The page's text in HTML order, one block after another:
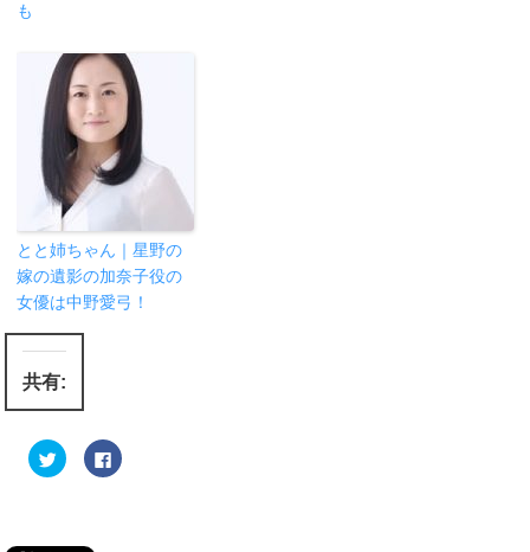
も
とと姉ちゃん｜星野の
嫁の遺影の加奈子役の
女優は中野愛弓！
共有:
ク
リ
F
a